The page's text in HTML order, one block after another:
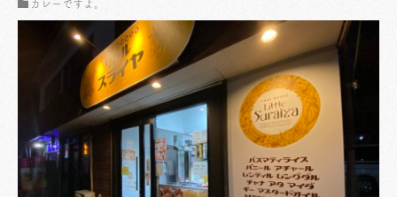
カレーですよ。